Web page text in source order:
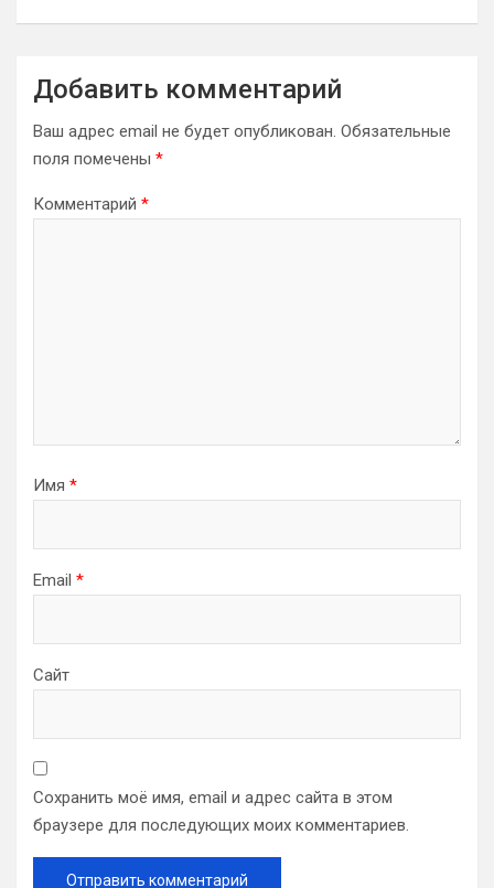
Добавить комментарий
Ваш адрес email не будет опубликован. Обязательные
поля помечены *
Комментарий *
Имя *
Email *
Сайт
Сохранить моё имя, email и адрес сайта в этом
браузере для последующих моих комментариев.